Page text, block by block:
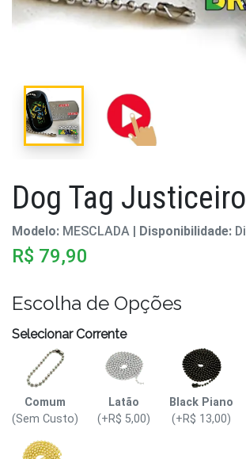
Dog Tag
Modelo: MESCLADA | Disponibilidade:
R$ 79,90
Escolha de Opções
Selecionar Corrente
Comum
(Sem Custo)
Latão
(+R$ 5,00)
Black Piano
(+R$ 13,00)